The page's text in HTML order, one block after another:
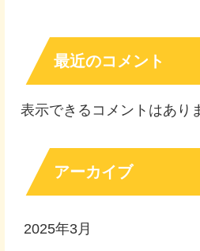
最近のコメント
表示できるコメントはあり
アーカイブ
2025年3月